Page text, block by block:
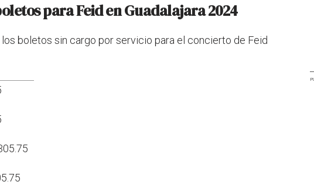
para Feid en Guadalajara 2024
boletos sin cargo por servicio para el concierto de Feid